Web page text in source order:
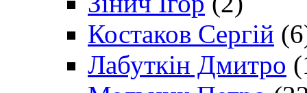
Костаков Сергій
Лабуткін Дмитро